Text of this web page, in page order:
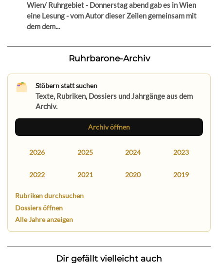
Wien/ Ruhrgebiet - Donnerstag abend gab es in Wien
eine Lesung - vom Autor dieser Zeilen gemeinsam mit
dem dem...
Ruhrbarone-Archiv
Stöbern statt suchen
Texte, Rubriken, Dossiers und Jahrgänge aus dem
Archiv.
Archiv öffnen
2026 2025 2024 2023
2022 2021 2020 2019
Rubriken durchsuchen
Dossiers öffnen
Alle Jahre anzeigen
Dir gefällt vielleicht auch